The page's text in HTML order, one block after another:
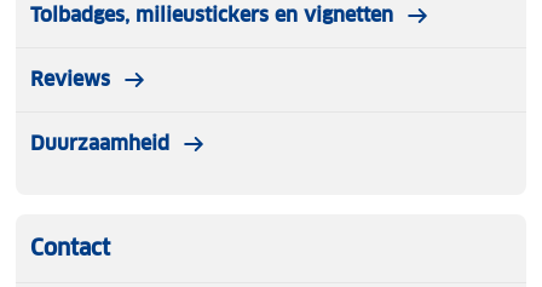
Tolbadges, milieustickers en vignetten
Reviews
Duurzaamheid
Contact